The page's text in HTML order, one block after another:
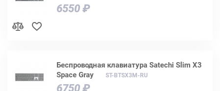
6550 ₽
Беспроводная клавиатура Satechi Slim X3
Space Gray
ST-BTSX3M-RU
6750 ₽